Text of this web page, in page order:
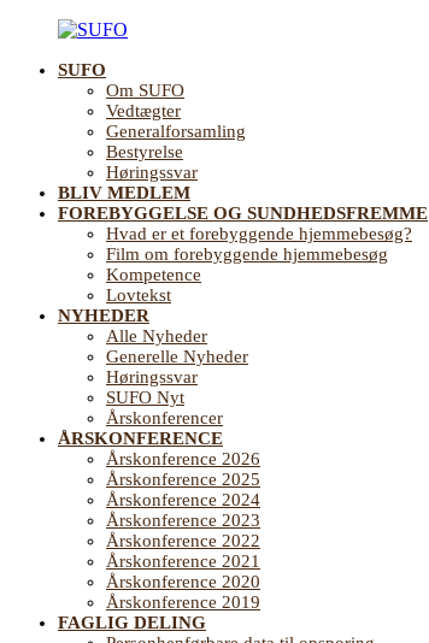
indhold
Landsforening
Sundhedsfremme
Forebyggelse
ældreområdet
SUFO
Om SUFO
Vedtægter
Generalforsamling
Bestyrelse
Høringssvar
BLIV MEDLEM
FOREBYGGELSE OG SUNDHEDSFREMME
Hvad er et forebyggende hjemmebesøg?
Film om forebyggende hjemmebesøg
Kompetence
Lovtekst
NYHEDER
Alle Nyheder
Generelle Nyheder
Høringssvar
SUFO Nyt
Årskonferencer
ÅRSKONFERENCE
Årskonference 2026
Årskonference 2025
Årskonference 2024
Årskonference 2023
Årskonference 2022
Årskonference 2021
Årskonference 2020
Årskonference 2019
FAGLIG DELING